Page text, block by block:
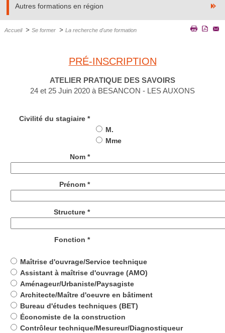
Autres formations en région
Accueil > Se former > La recherche d'une formation
PRÉ-INSCRIPTION
ATELIER PRATIQUE DES SAVOIRS
24 et 25 Juin 2020 à BESANCON - LES AUXONS
Civilité du stagiaire *
M.
Mme
Nom *
Prénom *
Structure *
Fonction *
Maîtrise d'ouvrage/Service technique
Assistant à maîtrise d'ouvrage (AMO)
Aménageur/Urbaniste/Paysagiste
Architecte/Maître d'oeuvre en bâtiment
Bureau d'études techniques (BET)
Économiste de la construction
Contrôleur technique/Mesureur/Diagnostiqueur